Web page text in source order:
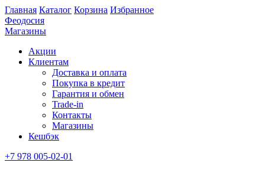
Главная Каталог Корзина Избранное
Феодосия
Магазины
Акции
Клиентам
Доставка и оплата
Покупка в кредит
Гарантия и обмен
Trade-in
Контакты
Магазины
Кешбэк
+7 978 005-02-01